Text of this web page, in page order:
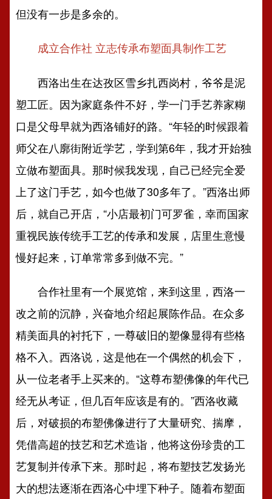
但没有一步是多余的。
成立合作社 立志传承布塑面具制作工艺
西洛出生在达孜区雪乡扎西岗村，爷爷是泥
塑工匠。因为家庭条件不好，学一门手艺养家糊
口是父母早就为西洛铺好的路。“年轻的时候跟着
师父在八廓街附近学艺，学到第6年，我才开始独
立做布塑面具。那时候我发现，自己已经完全爱
上了这门手艺，如今也做了30多年了。”西洛出师
后，就自己开店，“小店最初门可罗雀，幸而国家
重视民族传统手工艺的传承和发展，店里生意慢
慢好起来，订单常常多到做不完。”
合作社里有一个展览馆，来到这里，西洛一
改之前的沉静，兴奋地介绍起展陈作品。在众多
精美面具的衬托下，一尊破旧的塑像显得有些格
格不入。西洛说，这是他在一个偶然的机会下，
从一位老者手上买来的。“这尊布塑佛像的年代已
经无从考证，但几百年应该是有的。”西洛收藏
后，对破损的布塑佛像进行了大量研究、揣摩，
凭借高超的技艺和艺术造诣，他将这份珍贵的工
艺复制并传承下来。那时起，将布塑技艺发扬光
大的想法逐渐在西洛心中埋下种子。随着布塑面